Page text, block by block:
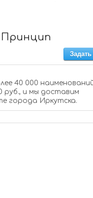
Принцип
40 000
руб., и мы доставим
города Иркутска.